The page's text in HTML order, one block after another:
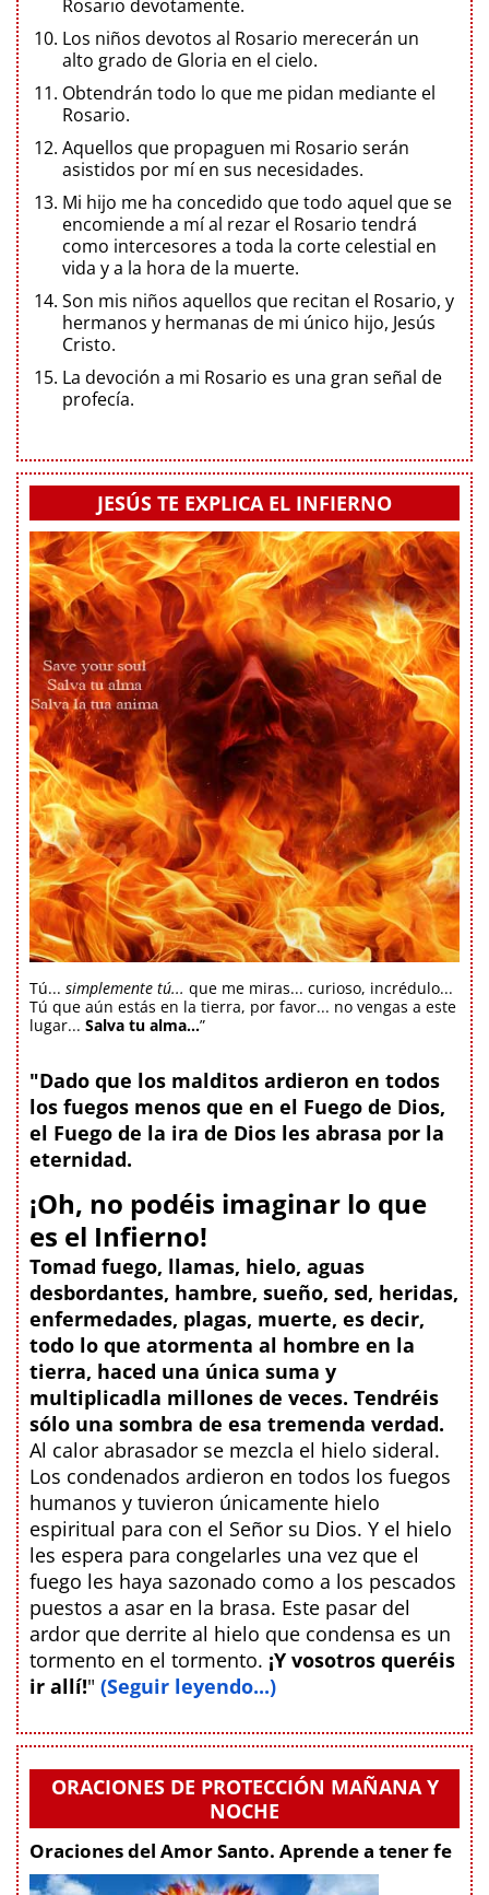
Rosario devotamente.
Los niños devotos al Rosario merecerán un
alto grado de Gloria en el cielo.
Obtendrán todo lo que me pidan mediante el
Rosario.
Aquellos que propaguen mi Rosario serán
asistidos por mí en sus necesidades.
Mi hijo me ha concedido que todo aquel que se
encomiende a mí al rezar el Rosario tendrá
como intercesores a toda la corte celestial en
vida y a la hora de la muerte.
Son mis niños aquellos que recitan el Rosario, y
hermanos y hermanas de mi único hijo, Jesús
Cristo.
La devoción a mi Rosario es una gran señal de
profecía.
JESÚS TE EXPLICA EL INFIERNO
Tú... simplemente tú... que me miras... curioso, incrédulo...
Tú que aún estás en la tierra, por favor... no vengas a este
lugar... Salva tu alma...”
"Dado que los malditos ardieron en todos
los fuegos menos que en el Fuego de Dios,
el Fuego de la ira de Dios les abrasa por la
eternidad.
¡Oh, no podéis imaginar lo que
es el Infierno!
Tomad fuego, llamas, hielo, aguas
desbordantes, hambre, sueño, sed, heridas,
enfermedades, plagas, muerte, es decir,
todo lo que atormenta al hombre en la
tierra, haced una única suma y
multiplicadla millones de veces. Tendréis
sólo una sombra de esa tremenda verdad.
Al calor abrasador se mezcla el hielo sideral.
Los condenados ardieron en todos los fuegos
humanos y tuvieron únicamente hielo
espiritual para con el Señor su Dios. Y el hielo
les espera para congelarles una vez que el
fuego les haya sazonado como a los pescados
puestos a asar en la brasa. Este pasar del
ardor que derrite al hielo que condensa es un
tormento en el tormento. ¡Y vosotros queréis
ir allí!" (Seguir leyendo...)
ORACIONES DE PROTECCIÓN MAÑANA Y
NOCHE
Oraciones del Amor Santo. Aprende a tener fe